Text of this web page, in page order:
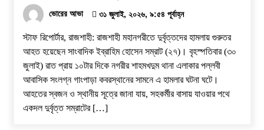
ভোরের আভা ৩১ জুলাই, ২০২৬, ৯:৫৪ পূর্বাহ্ন
স্টাফ রিপোর্টার, রাজশাহী: রাজশাহী মহানগরীতে দুর্বৃত্তদের হামলায় গুরুতর
আহত হয়েছেন সাংবাদিক ইব্রাহিম হোসেন সম্রাট (২৭)। বৃহস্পতিবার (৩০
জুলাই) রাত প্রায় ১০টার দিকে নগরীর শাহমখদুম থানা এলাকার পল্লবী
আবাসিক সংলগ্ন গাংপাড়া কবরস্থানের সামনে এ হামলার ঘটনা ঘটে।
আহতের স্বজন ও স্থানীয় সূত্রে জানা যায়, সহকর্মীর বাসায় যাওয়ার পথে
একদল দুর্বৃত্ত সম্রাটের […]